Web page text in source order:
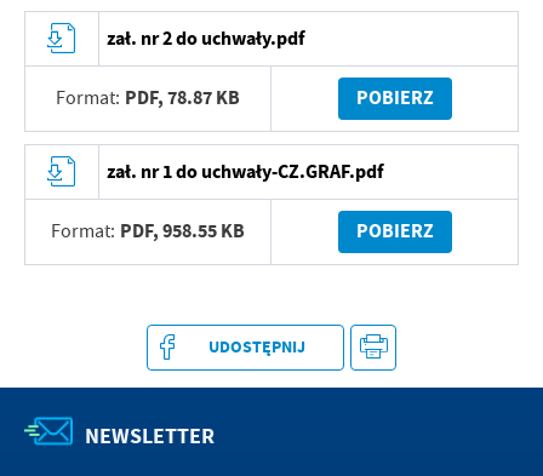
zał. nr 2 do uchwały.pdf
Format: PDF,78.87 KB POBIERZ
zał. nr 1 do uchwały-CZ.GRAF.pdf
Format: PDF,958.55 KB POBIERZ
UDOSTĘPNIJ
NEWSLETTER